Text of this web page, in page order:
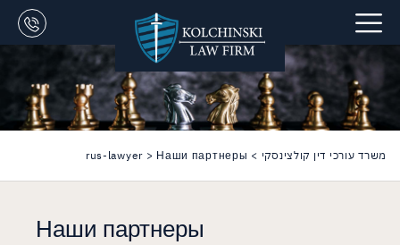
משרד עורכי דין קולצינסקי >
rus-lawyer > Наши партнеры
Наши партнеры